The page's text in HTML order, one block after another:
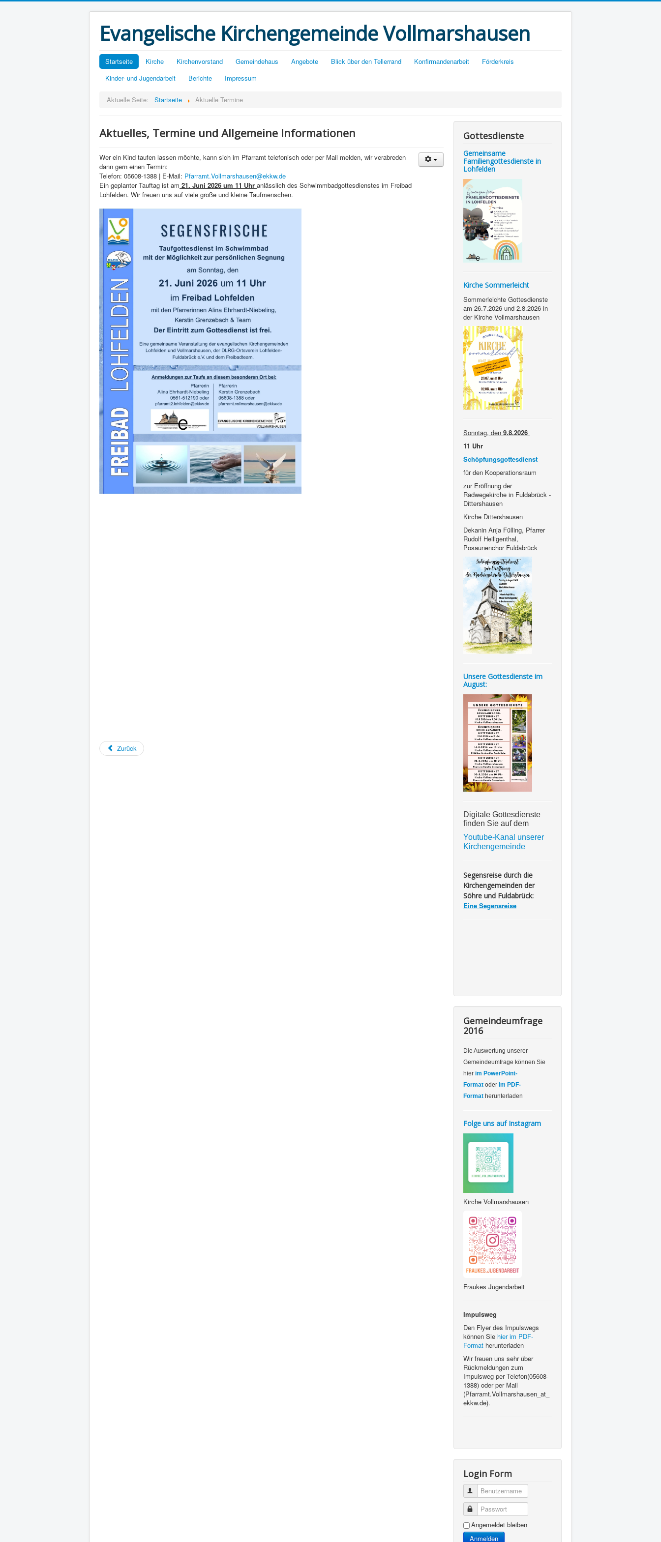
Evangelische Kirchengemeinde Vollmarshausen
Startseite Kirche Kirchenvorstand Gemeindehaus Angebote Blick über den Tellerrand Konfirmandenarbeit
Förderkreis
Kinder- und Jugendarbeit
Berichte Impressum
Aktuelle Seite: Startseite Aktuelle Termine
Aktuelles, Termine und Allgemeine Informationen
Wer ein Kind taufen lassen möchte, kann sich im Pfarramt telefonisch oder per Mail melden, wir verabreden
dann gern einen Termin:
Telefon: 05608-1388 | E-Mail: Pfarramt.Vollmarshausen@ekkw.de
Ein geplanter Tauftag ist am 21. Juni 2026 um 11 Uhr anlässlich des Schwimmbadgottesdienstes im Freibad
Lohfelden. Wir freuen uns auf viele große und kleine Taufmenschen.
Zurück
Gottesdienste
Gemeinsame
Familiengottesdienste in
Lohfelden
Kirche Sommerleicht
Sommerleichte Gottesdienste
am 26.7.2026 und 2.8.2026 in
der Kirche Vollmarshausen
Sonntag, den 9.8.2026
11 Uhr
Schöpfungsgottesdienst
für den Kooperationsraum
zur Eröffnung der
Radwegekirche in Fuldabrück -
Dittershausen
Kirche Dittershausen
Dekanin Anja Fülling, Pfarrer
Rudolf Heiligenthal,
Posaunenchor Fuldabrück
Unsere Gottesdienste im
August:
Digitale Gottesdienste
finden Sie auf dem
Youtube-Kanal unserer
Kirchengemeinde
Segensreise durch die
Kirchengemeinden der
Söhre und Fuldabrück:
Eine Segensreise
Gemeindeumfrage
2016
Die Auswertung unserer
Gemeindeumfrage können Sie
hier im PowerPoint-
Format oder im PDF-
Format herunterladen
Folge uns auf Instagram
Kirche Vollmarshausen
Fraukes Jugendarbeit
Impulsweg
Den Flyer des Impulswegs
können Sie hier im PDF-
Format herunterladen
Wir freuen uns sehr über
Rückmeldungen zum
Impulsweg per Telefon(05608-
1388) oder per Mail
(Pfarramt.Vollmarshausen_at_
ekkw.de).
Login Form
Benutzername
Passwort
Angemeldet bleiben
Anmelden